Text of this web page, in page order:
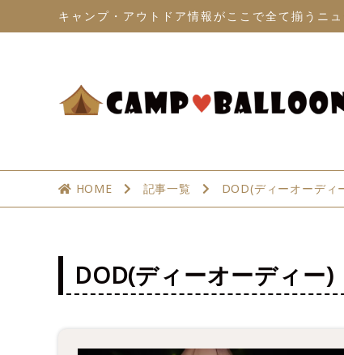
キャンプ・アウトドア情報がここで全て揃うニ
HOME 記事一覧 DOD(ディーオーディ
DOD(ディーオーディー)